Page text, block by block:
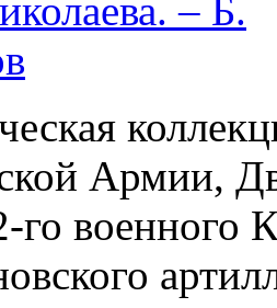
Армии,
го военного